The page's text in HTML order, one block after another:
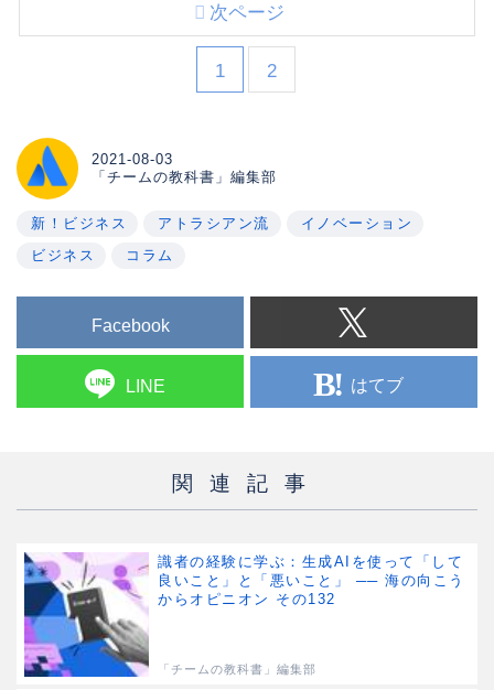
1 2
次ページ
2021-08-03
「チームの教科書」編集部
新！ビジネス アトラシアン流
イノベーション
ビジネス
コラム
Facebook
LINE はてブ
関連記事
識者の経験に学ぶ：生成AIを使って「して
良いこと」と「悪いこと」 ── 海の向こう
からオピニオン その132
「チームの教科書」編集部